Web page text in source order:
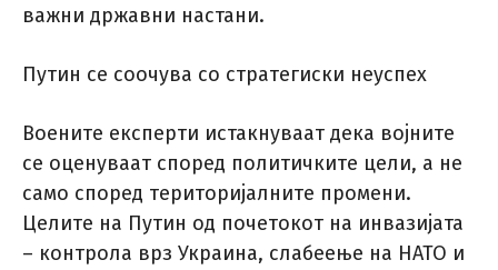
важни државни настани.
Путин се соочува со стратегиски неуспех
Воените експерти истакнуваат дека војните
се оценуваат според политичките цели, а не
само според територијалните промени.
Целите на Путин од почетокот на инвазијата
– контрола врз Украина, слабеење на НАТО и